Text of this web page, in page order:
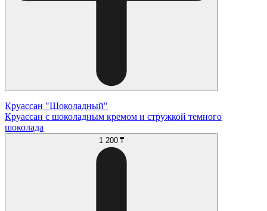
Круассан "Шоколадный"
Круассан с шоколадным кремом и стружкой темного
шоколада
1 200 ₸